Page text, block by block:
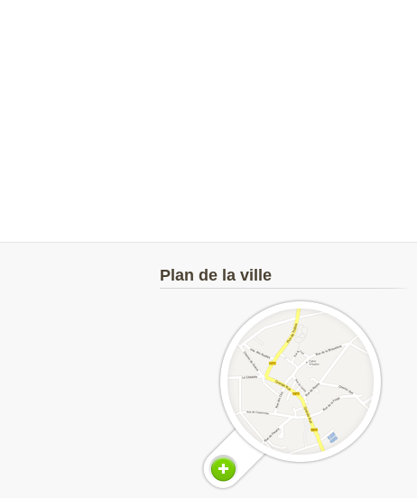
Plan de la ville